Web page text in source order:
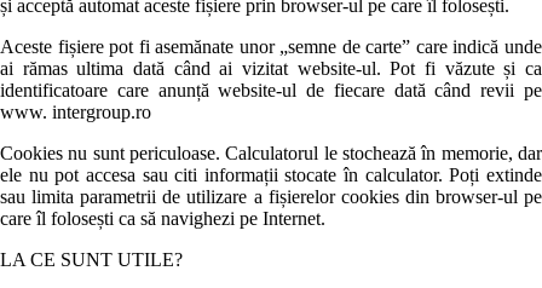
și acceptă automat aceste fișiere prin browser-ul pe care îl folosești.
Aceste fișiere pot fi asemănate unor „semne de carte” care indică unde
ai rămas ultima dată când ai vizitat website-ul. Pot fi văzute și ca
identificatoare care anunță website-ul de fiecare dată când revii pe
www. intergroup.ro
Cookies nu sunt periculoase. Calculatorul le stochează în memorie, dar
ele nu pot accesa sau citi informații stocate în calculator. Poți extinde
sau limita parametrii de utilizare a fișierelor cookies din browser-ul pe
care îl folosești ca să navighezi pe Internet.
LA CE SUNT UTILE?